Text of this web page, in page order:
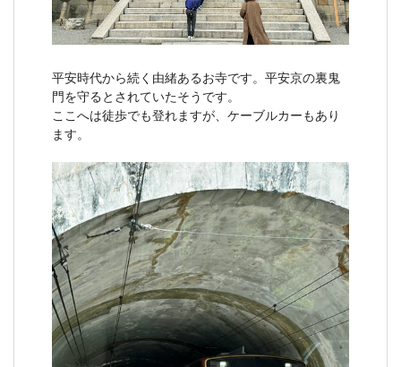
平安時代から続く由緒あるお寺です。平安京の裏鬼
門を守るとされていたそうです。
ここへは徒歩でも登れますが、ケーブルカーもあり
ます。